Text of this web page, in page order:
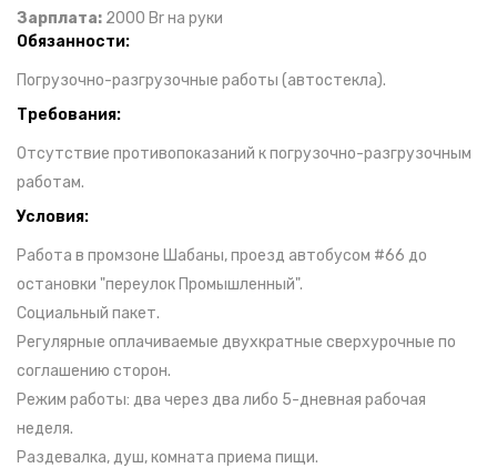
Зарплата: 2000 Br на руки
Обязанности:
Погрузочно-разгрузочные работы (автостекла).
Требования:
Отсутствие противопоказаний к погрузочно-разгрузочным
работам.
Условия:
Работа в промзоне Шабаны, проезд автобусом #66 до
остановки "переулок Промышленный".
Социальный пакет.
Регулярные оплачиваемые двухкратные сверхурочные по
соглашению сторон.
Режим работы: два через два либо 5-дневная рабочая
неделя.
Раздевалка, душ, комната приема пищи.